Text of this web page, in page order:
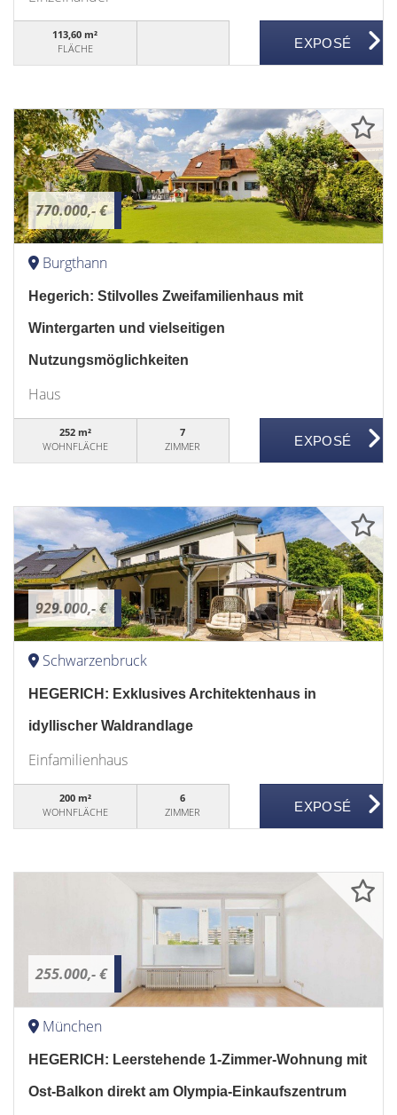
113,60 m²
FLÄCHE
770.000,- €
Burgthann
Hegerich: Stilvolles Zweifamilienhaus mit
Wintergarten und vielseitigen
Nutzungsmöglichkeiten
Haus
252 m²
WOHNFLÄCHE
7
ZIMMER
929.000,- €
Schwarzenbruck
HEGERICH: Exklusives Architektenhaus in
idyllischer Waldrandlage
Einfamilienhaus
200 m²
WOHNFLÄCHE
6
ZIMMER
255.000,- €
München
HEGERICH: Leerstehende 1-Zimmer-Wohnung mit
Ost-Balkon direkt am Olympia-Einkaufszentrum